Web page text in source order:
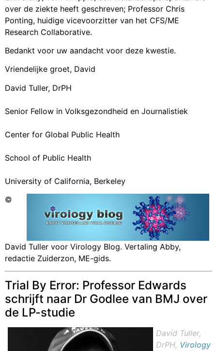
over de ziekte heeft geschreven; Professor Chris
Ponting, huidige vicevoorzitter van het CFS/ME
Research Collaborative.
Bedankt voor uw aandacht voor deze kwestie.
Vriendelijke groet, David
David Tuller, DrPH
Senior Fellow in Volksgezondheid en Journalistiek
Center for Global Public Health
School of Public Health
University of California, Berkeley
©
David Tuller voor Virology Blog. Vertaling Abby,
redactie Zuiderzon, ME-gids.
Trial By Error: Professor Edwards
schrijft naar Dr Godlee van BMJ over
de LP-studie
David Tuller,
DrPH, Virology